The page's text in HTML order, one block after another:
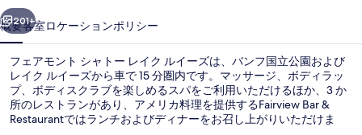
ャ
ト
ー
レ
イ
次へ
201+
概要客室ロケーションポリシー
フェアモント シャトー レイク ルイーズは、バンフ国立公園および
レイク ルイーズから車で 15 分圏内です。マッサージ、ボディラッ
プ、ボディスクラブを楽しめるスパをご利用いただけるほか、3 か
所のレストランがあり、アメリカ料理を提供するFairview Bar &
Restaurantではランチおよびディナーをお召し上がりいただけま